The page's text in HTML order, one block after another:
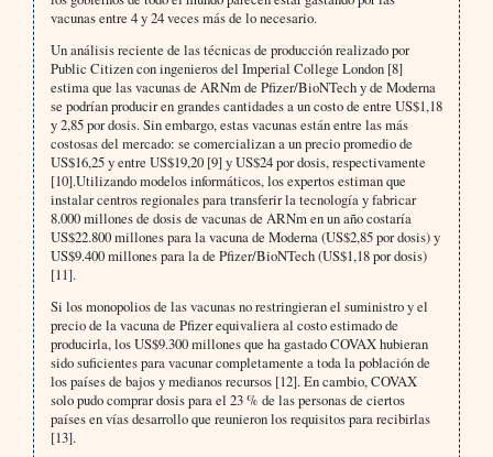
vacunas entre 4 y 24 veces más de lo necesario.
Un análisis reciente de las técnicas de producción realizado por
Public Citizen con ingenieros del Imperial College London [8]
estima que las vacunas de ARNm de Pfizer/BioNTech y de Moderna
se podrían producir en grandes cantidades a un costo de entre US$1,18
y 2,85 por dosis. Sin embargo, estas vacunas están entre las más
costosas del mercado: se comercializan a un precio promedio de
US$16,25 y entre US$19,20 [9] y US$24 por dosis, respectivamente
[10].Utilizando modelos informáticos, los expertos estiman que
instalar centros regionales para transferir la tecnología y fabricar
8.000 millones de dosis de vacunas de ARNm en un año costaría
US$22.800 millones para la vacuna de Moderna (US$2,85 por dosis) y
US$9.400 millones para la de Pfizer/BioNTech (US$1,18 por dosis)
[11].
Si los monopolios de las vacunas no restringieran el suministro y el
precio de la vacuna de Pfizer equivaliera al costo estimado de
producirla, los US$9.300 millones que ha gastado COVAX hubieran
sido suficientes para vacunar completamente a toda la población de
los países de bajos y medianos recursos [12]. En cambio, COVAX
solo pudo comprar dosis para el 23 % de las personas de ciertos
países en vías desarrollo que reunieron los requisitos para recibirlas
[13].